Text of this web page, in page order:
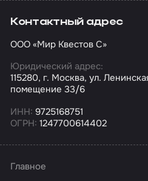
Контактный адрес
ООО «Мир Квестов С»
Юридический адрес:
115280, г. Москва, ул.
помещение 33/6
ИНН: 9725168751
ОГРН: 1247700614402
Главное